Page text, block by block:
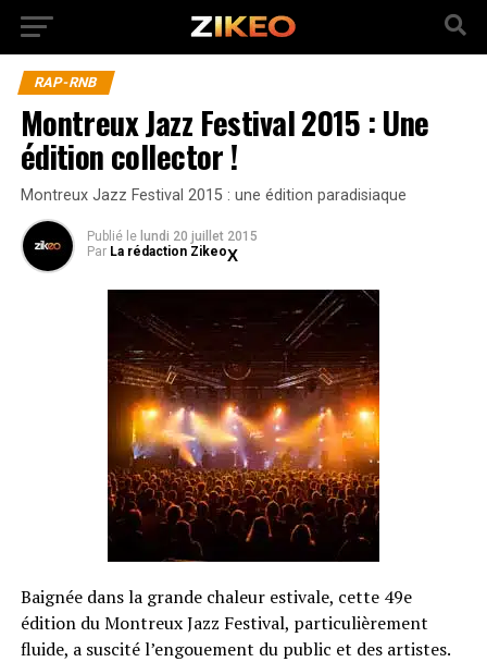
RAP-RNB
Montreux Jazz Festival 2015 : Une
édition collector !
Montreux Jazz Festival 2015 : une édition paradisiaque
Publié le lundi 20 juillet 2015
Par La rédaction Zikeo
Baignée dans la grande chaleur estivale, cette 49e
édition du Montreux Jazz Festival, particulièrement
fluide, a suscité l’engouement du public et des artistes.